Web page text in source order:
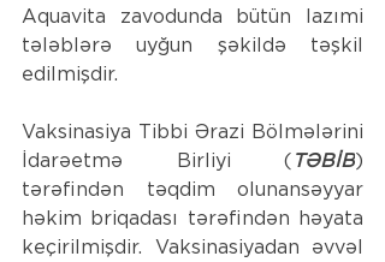
Aquavita zavodunda bütün lazımi
tələblərə uyğun şəkildə təşkil
edilmişdir.
Vaksinasiya Tibbi Ərazi Bölmələrini
İdarəetmə Birliyi ( TƏBİB)
tərəfindən təqdim olunansəyyar
həkim briqadası tərəfindən həyata
keçirilmişdir. Vaksinasiyadan əvvəl